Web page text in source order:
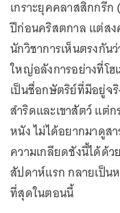
เกราะยุคคลาสสิกกรีก
ปีก่อนคริสตกาล แต่สง
นักวิชาการเห็นตรงกัน
ใหญ่อลังการอย่างที่โฮ
เป็นชื่อกษัตริย์ที่มีอยู่จริ
สำริดและเขาสัตว์ แต่ก
หนัง ไม่ได้อยากมาดูส
ความเกลียดชังนี้ได้ด้ว
สัปดาห์แรก กลายเป็น
ที่สุดในตอนนี้